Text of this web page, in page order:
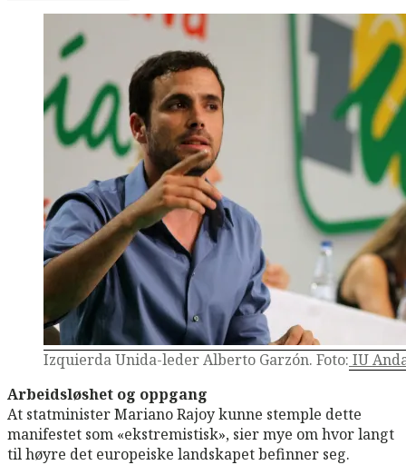
Izquierda Unida-leder Alberto Garzón. Foto: IU
Arbeidsløshet og oppgang
At statminister Mariano Rajoy kunne stemple dette
manifestet som «ekstremistisk», sier mye om hvor langt
til høyre det europeiske landskapet befinner seg.